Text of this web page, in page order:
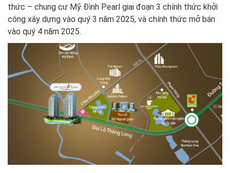
thức – chung cư Mỹ Đình Pearl giai đoạn 3 chính thức khởi
công xây dựng vào quý 3 năm 2025, và chính thức mở bán
vào quý 4 năm 2025.